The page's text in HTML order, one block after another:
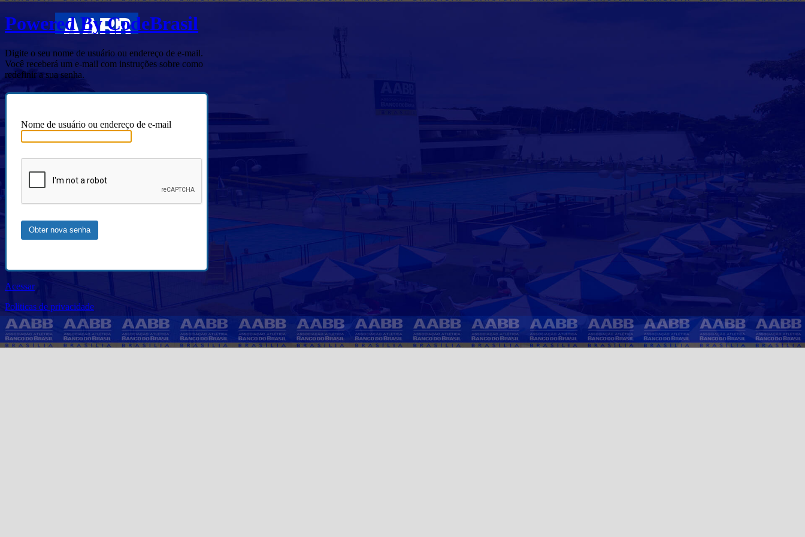
Powered By CodeBrasil
Digite o seu nome de usuário ou endereço de e-mail.
Você receberá um e-mail com instruções sobre como
redefinir a sua senha.
Nome de usuário ou endereço de e-mail
Acessar
Politicas de privacidade